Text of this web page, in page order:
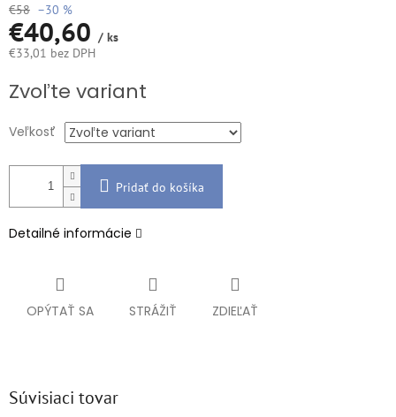
€58 –30 %
€40,60 / ks
€33,01 bez DPH
cena:
Zvoľte variant
Veľkosť
Pridať do košíka
Detailné informácie
OPÝTAŤ SA STRÁŽIŤ ZDIEĽAŤ
Súvisiaci tovar